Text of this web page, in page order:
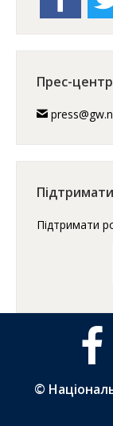
Прес-
Підтримати
facebook
©